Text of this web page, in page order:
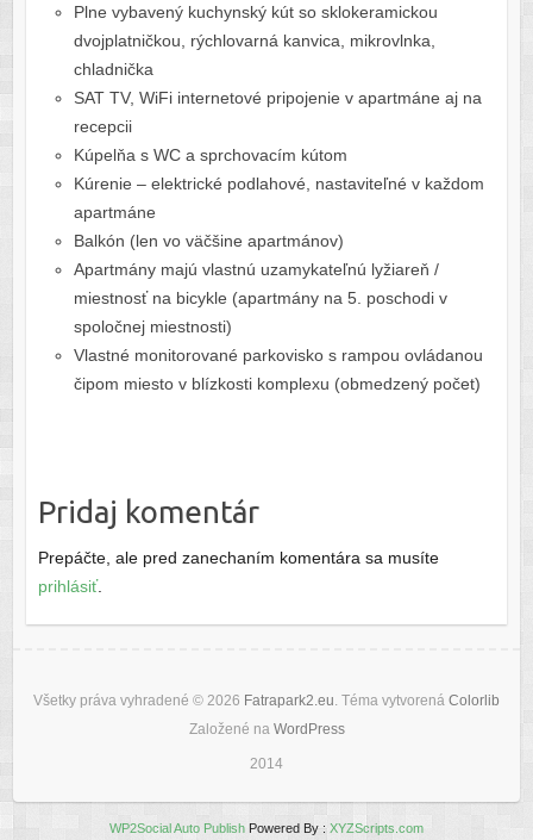
Plne vybavený kuchynský kút so sklokeramickou
dvojplatničkou, rýchlovarná kanvica, mikrovlnka,
chladnička
SAT TV, WiFi internetové pripojenie v apartmáne aj na
recepcii
Kúpelňa s WC a sprchovacím kútom
Kúrenie – elektrické podlahové, nastaviteľné v každom
apartmáne
Balkón (len vo väčšine apartmánov)
Apartmány majú vlastnú uzamykateľnú lyžiareň /
miestnosť na bicykle (apartmány na 5. poschodi v
spoločnej miestnosti)
Vlastné monitorované parkovisko s rampou ovládanou
čipom miesto v blízkosti komplexu (obmedzený počet)
Pridaj komentár
Prepáčte, ale pred zanechaním komentára sa musíte
prihlásiť.
Všetky práva vyhradené © 2026 Fatrapark2.eu . Téma vytvorená Colorlib
Založené na WordPress
2014
WP2Social Auto Publish Powered By : XYZScripts.com